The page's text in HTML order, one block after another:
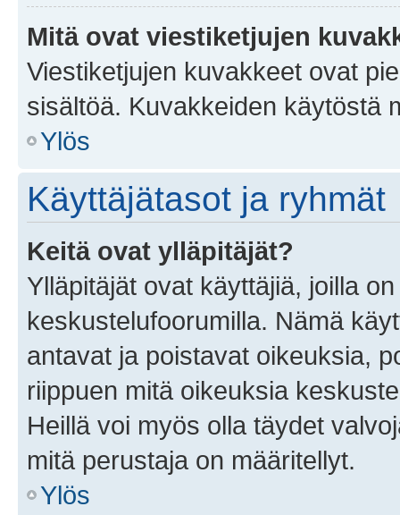
Mitä ovat viestiketjujen
Viestiketjujen kuvakkeet ovat
sisältöä. Kuvakkeiden käytöstä
Ylös
Käyttäjätasot ja ryhmät
Keitä ovat ylläpitäjät?
Ylläpitäjät ovat käyttäjiä, joilla
keskustelufoorumilla. Nämä
antavat ja poistavat oikeuksia,
riippuen mitä oikeuksia
Heillä voi myös olla täydet
mitä perustaja on määritellyt.
Ylös